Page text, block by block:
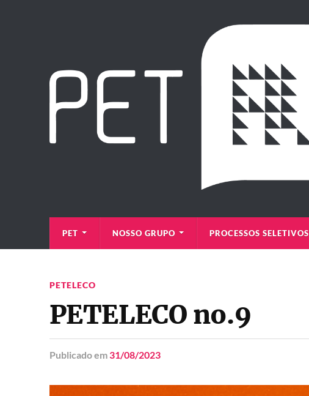
PET NOSSO GRUPO PROCESSOS SELETIVOS
PETELECO
PETELECO no.9
Publicadoem 31/08/2023